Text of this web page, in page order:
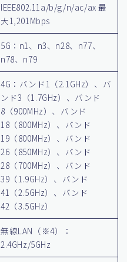
IEEE802.11a/b/g/n/ac/ax 最
大1,201Mbps
5G：n1、n3、n28、n77、
n78、n79
4G：バンド1（2.1GHz）、バ
ンド3（1.7GHz）、バンド
8（900MHz）、バンド
18（800MHz）、バンド
19（800MHz）、バンド
26（850MHz）、バンド
28（700MHz）、バンド
39（1.9GHz）、バンド
41（2.5GHz）、バンド
42（3.5GHz）
無線LAN（※4）：
2.4GHz/5GHz